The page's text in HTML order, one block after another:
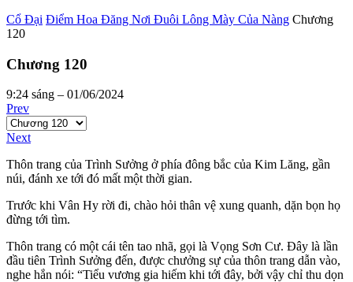
Cổ Đại Điểm Hoa Đăng Nơi Đuôi Lông Mày Của Nàng Chương
120
Chương 120
9:24 sáng – 01/06/2024
Prev
Next
Thôn trang của Trình Sưởng ở phía đông bắc của Kim Lăng, gần
núi, đánh xe tới đó mất một thời gian.
Trước khi Vân Hy rời đi, chào hỏi thân vệ xung quanh, dặn bọn họ
đừng tới tìm.
Thôn trang có một cái tên tao nhã, gọi là Vọng Sơn Cư. Đây là lần
đầu tiên Trình Sưởng đến, được chưởng sự của thôn trang dẫn vào,
nghe hắn nói: “Tiểu vương gia hiếm khi tới đây, bởi vậy chỉ thu dọn